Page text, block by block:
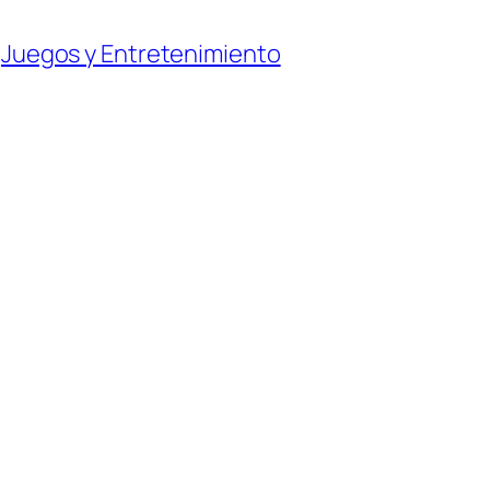
Juegos y Entretenimiento